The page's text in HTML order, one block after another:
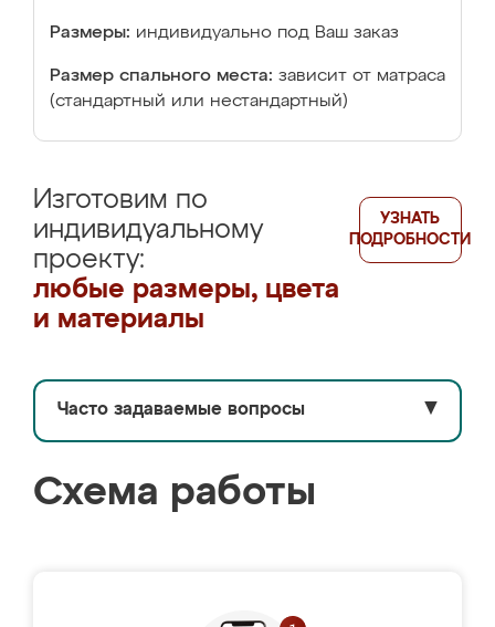
Размеры: индивидуально под Ваш заказ
Размер спального места: зависит от матраса
(стандартный или нестандартный)
Изготовим по
индивидуальному
проекту:
любые размеры, цвета
и материалы
УЗНАТЬ
ПОДРОБНОСТИ
Часто задаваемые вопросы ▼
Схема работы